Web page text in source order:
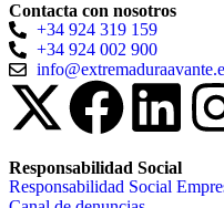
Contacta con nosotros
+34 924 319 159
+34 924 002 900
Responsabilidad Social
Responsabilidad Social